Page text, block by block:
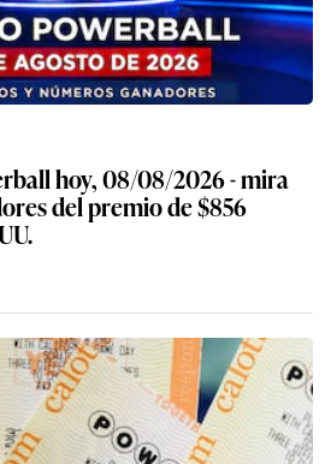
hoy, 08/08/2026 - mira
del premio de $856